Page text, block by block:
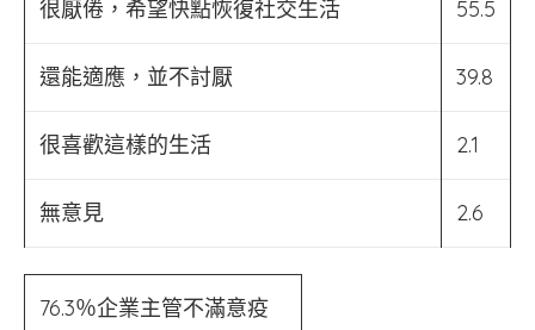
很厭倦，希望快點恢復社交生活 55.5
還能適應，並不討厭 39.8
很喜歡這樣的生活 2.1
無意見 2.6
76.3％企業主管不滿意疫